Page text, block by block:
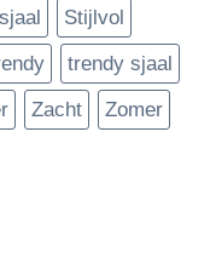
sjaal
Stijlvol
trendy sjaal
Zacht Zomer